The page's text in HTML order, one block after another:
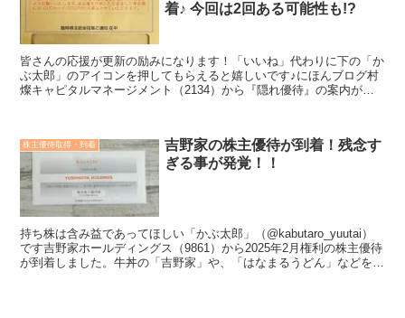
着♪ 今回は2回ある可能性も!?
皆さんの応援が更新の励みになります！「いいね」代わりに下の「か
ぶ太郎」のアイコンを押してもらえると嬉しいです♪にほんブログ村
燦キャピタルマネージメント（2134）から『隠れ優待』の案内があ
株主優待取得・到着
吉野家の株主優待が到着！残念す
ぎる事が発覚！！
持ち株は含み益であってほしい「かぶ太郎」（@kabutaro_yuutai）
です吉野家ホールディングス（9861）から2025年2月権利の株主優待
が到着しました。牛丼の「吉野家」や、「はなまるうどん」などを展